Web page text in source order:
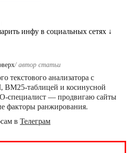
инфу в социальных сетях ↓
/ автор cтатьи
текстового анализатора с
BM25-таблицей и косинусной
специалист — продвигаю сайты
факторы ранжирования.
в Телеграм